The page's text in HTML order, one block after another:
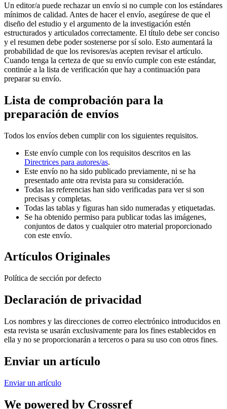
Un editor/a puede rechazar un envío si no cumple con los estándares
mínimos de calidad. Antes de hacer el envío, asegúrese de que el
diseño del estudio y el argumento de la investigación estén
estructurados y articulados correctamente. El título debe ser conciso
y el resumen debe poder sostenerse por sí solo. Esto aumentará la
probabilidad de que los revisores/as acepten revisar el artículo.
Cuando tenga la certeza de que su envío cumple con este estándar,
continúe a la lista de verificación que hay a continuación para
preparar su envío.
Lista de comprobación para la
preparación de envíos
Todos los envíos deben cumplir con los siguientes requisitos.
Este envío cumple con los requisitos descritos en las
Directrices para autores/as.
Este envío no ha sido publicado previamente, ni se ha
presentado ante otra revista para su consideración.
Todas las referencias han sido verificadas para ver si son
precisas y completas.
Todas las tablas y figuras han sido numeradas y etiquetadas.
Se ha obtenido permiso para publicar todas las imágenes,
conjuntos de datos y cualquier otro material proporcionado
con este envío.
Artículos Originales
Política de sección por defecto
Declaración de privacidad
Los nombres y las direcciones de correo electrónico introducidos en
esta revista se usarán exclusivamente para los fines establecidos en
ella y no se proporcionarán a terceros o para su uso con otros fines.
Enviar un artículo
Enviar un artículo
We powered by Crossref